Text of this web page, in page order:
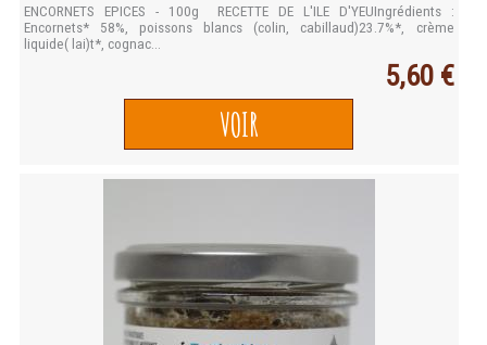
ENCORNETS EPICES - 100g RECETTE DE L'ILE D'YEUIngrédients :
Encornets* 58%, poissons blancs (colin, cabillaud)23.7%*, crème
liquide( lai)t*, cognac...
5,60 €
VOIR